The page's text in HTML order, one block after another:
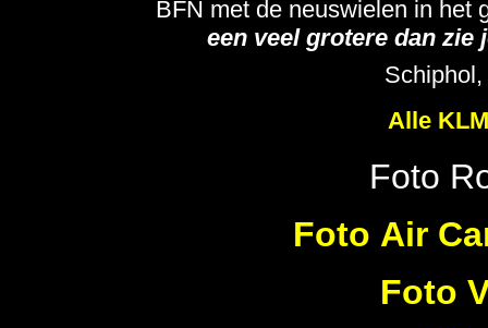
BFN met de neuswielen in het
een veel grotere dan zie
Alle
Foto
Foto Air
Foto